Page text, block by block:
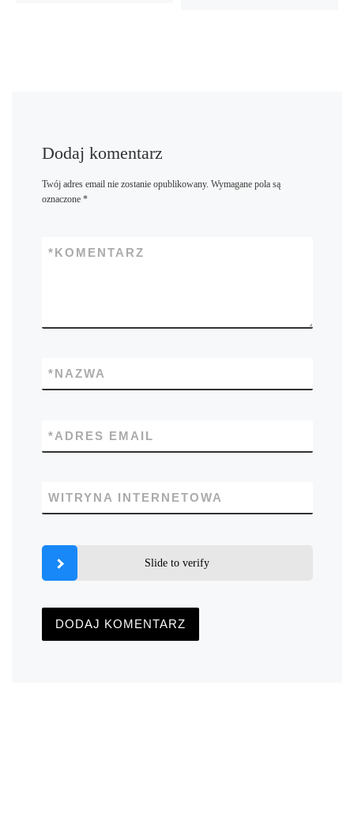
Dodaj komentarz
Twój adres email nie zostanie opublikowany. Wymagane pola są
oznaczone *
KOMENTARZ
*
NAZWA
*
ADRES EMAIL
*
WITRYNA INTERNETOWA
Slide to verify